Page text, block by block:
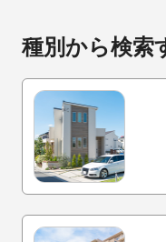
種別から検索